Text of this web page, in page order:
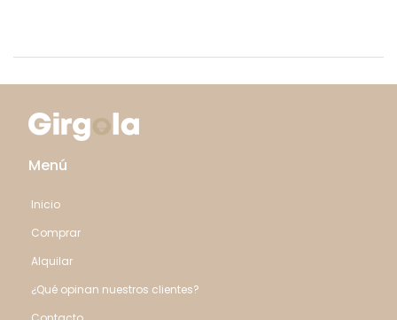
Menú
Inicio
Comprar
Alquilar
¿Qué opinan nuestros clientes?